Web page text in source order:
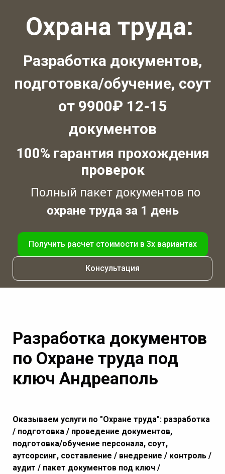
Охрана труда:
Разработка документов,
подготовка/обучение, соут
от 9900₽ 12-15
документов
100% гарантия прохождения
проверок
Полный пакет документов по
охране труда за 1 день
Получить расчет стоимости в 3х вариантах
Консультация
Разработка документов
по Охране труда под
ключ Андреаполь
Оказываем услуги по "Охране труда": разработка
/ подготовка / проведение документов,
подготовка/обучение персонала, соут,
аутсорсинг, составление / внедрение / контроль /
аудит / пакет документов под ключ /